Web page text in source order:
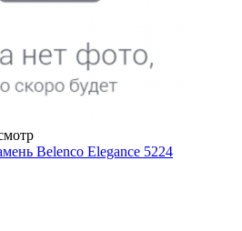
Belenco Elegance 5224